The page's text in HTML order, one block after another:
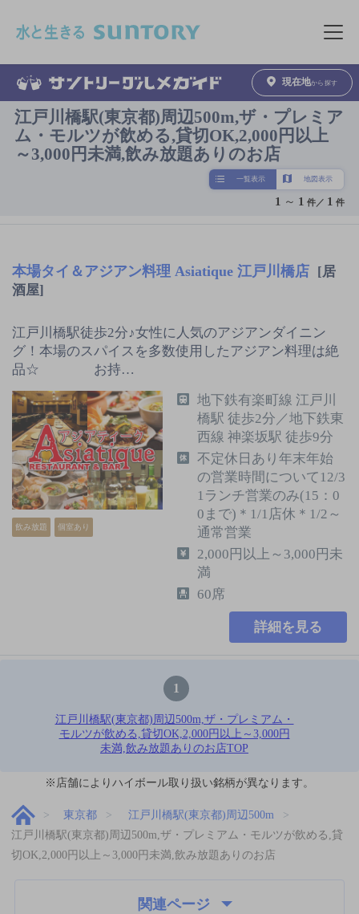
メニュ
現在地から探す
江戸川橋駅(東京都)周辺500m,ザ・プレミア
ム・モルツが飲める,貸切OK,2,000円以上
～3,000円未満,飲み放題ありのお店
一覧表示 地図表示
1 ～ 1 件／ 1 件
本場タイ＆アジアン料理 Asiatique 江戸川橋店 [居
酒屋]
江戸川橋駅徒歩2分♪女性に人気のアジアンダイニン
グ！本場のスパイスを多数使用したアジアン料理は絶
品☆ お持…
飲み放題 個室あり
地下鉄有楽町線 江戸川
橋駅 徒歩2分／地下鉄東
西線 神楽坂駅 徒歩9分
不定休日あり年末年始
の営業時間について12/3
1ランチ営業のみ(15：0
0まで)＊1/1店休＊1/2～
通常営業
2,000円以上～3,000円未
満
60席
詳細を見る
1
江戸川橋駅(東京都)周辺500m,ザ・プレミアム・
モルツが飲める,貸切OK,2,000円以上～3,000円
未満,飲み放題ありのお店TOP
※店舗によりハイボール取り扱い銘柄が異なります。
東京都
江戸川橋駅(東京都)周辺500m
江戸川橋駅(東京都)周辺500m,ザ・プレミアム・モルツが飲める,貸
切OK,2,000円以上～3,000円未満,飲み放題ありのお店
関連ページ